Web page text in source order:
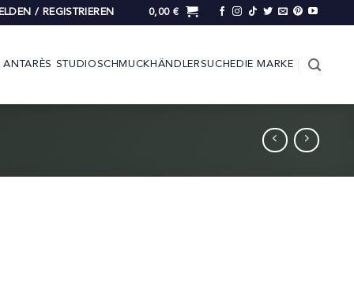
/ REGISTRIEREN 0,00 €
ANTARÈS STUDIOSCHMUCK HÄNDLERSUCHE DIE MARKE